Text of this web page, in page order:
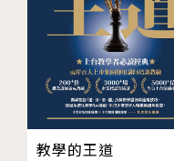
◎掌握成交量的變
成交量大＝人氣高
加又上漲時，可能就
的個股，成交量慢慢
號」出現的時候。
• 買入之後就急跌
【Q14】 差不多要
【Q15】 急漲之後
【Q16】 剛上市不久
【Q17】 評論家的
【Q18】 停損後突然
【Q19】 移動平均
教學的王道